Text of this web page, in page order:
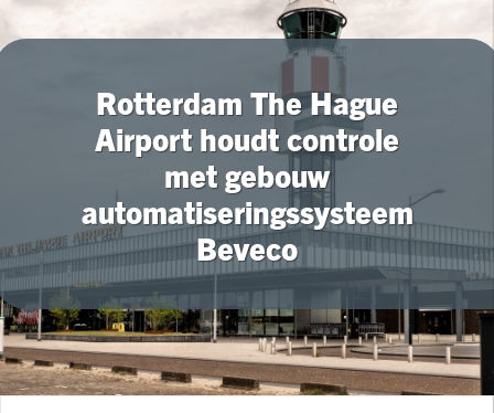
Rotterdam The Hague
Airport houdt controle
met gebouw
automatiseringssysteem
Beveco